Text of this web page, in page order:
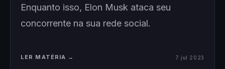
Enquanto isso, Elon Musk ataca seu
concorrente na sua rede social.
LER MATÉRIA → 7 jul 2023